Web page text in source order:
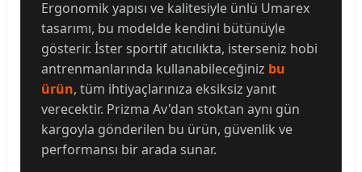
Ergonomik yapısı ve kalitesiyle ünlü Umarex
tasarımı, bu modelde kendini bütünüyle
gösterir. İster sportif atıcılıkta, isterseniz hobi
antrenmanlarında kullanabileceğiniz bu
ürün, tüm ihtiyaçlarınıza eksiksiz yanıt
verecektir. Prizma Av'dan stoktan aynı gün
kargoyla gönderilen bu ürün, güvenlik ve
performansı bir arada sunar.